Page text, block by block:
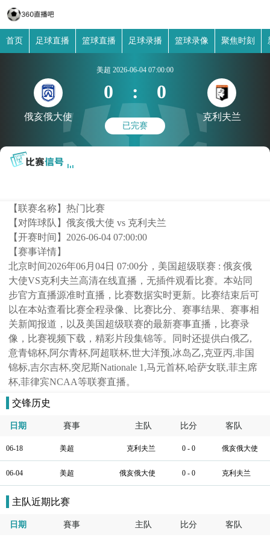
首页 足球直播 篮球直播 足球录播 篮球录像 聚焦时刻
俄亥俄大使
美超 2026-06-04 07:00:00
0 : 0
已完赛
克利夫兰
【联赛名称】热门比赛
【对阵球队】俄亥俄大使 vs 克利夫兰
【开赛时间】 2026-06-04 07:00:00
【赛事详情】
北京时间2026年06月04日 07:00分，美国超级联赛 : 俄亥俄
大使VS克利夫兰高清在线直播，无插件观看比赛。本站同
步官方直播源准时直播，比赛数据实时更新。比赛结束后可
以在本站查看比赛全程录像、比赛比分、赛事结果、赛事相
关新闻报道，以及美国超级联赛的最新赛事直播，比赛录
像，比赛视频下载，精彩片段集锦等。同时还提供白俄乙,
意青锦杯,阿尔青杯,阿超联杯,世大洋预,冰岛乙,克亚丙,非国
锦标,吉尔吉杯,突尼斯Nationale 1,马元首杯,哈萨女联,菲主席
杯,菲律宾NCAA等联赛直播。
交锋历史
日期 賽事 主队 比分 客队
06-18 美超 克利夫兰 0 - 0 俄亥俄大使
06-04 美超 俄亥俄大使 0 - 0 克利夫兰
主队近期比赛
日期 賽事 主队 比分 客队